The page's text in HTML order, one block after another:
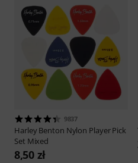
9837
Harley Benton Nylon Player Pick
Set Mixed
8,50 zł